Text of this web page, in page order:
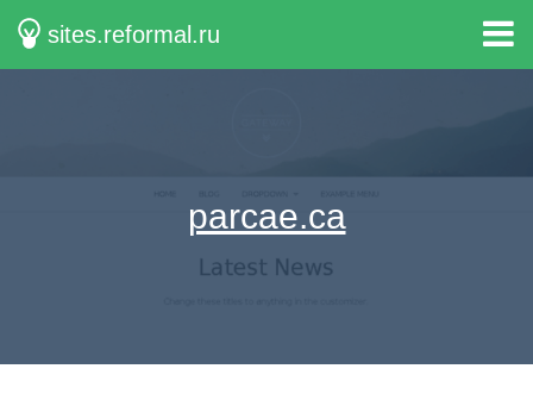
sites.reformal.ru
parcae.ca